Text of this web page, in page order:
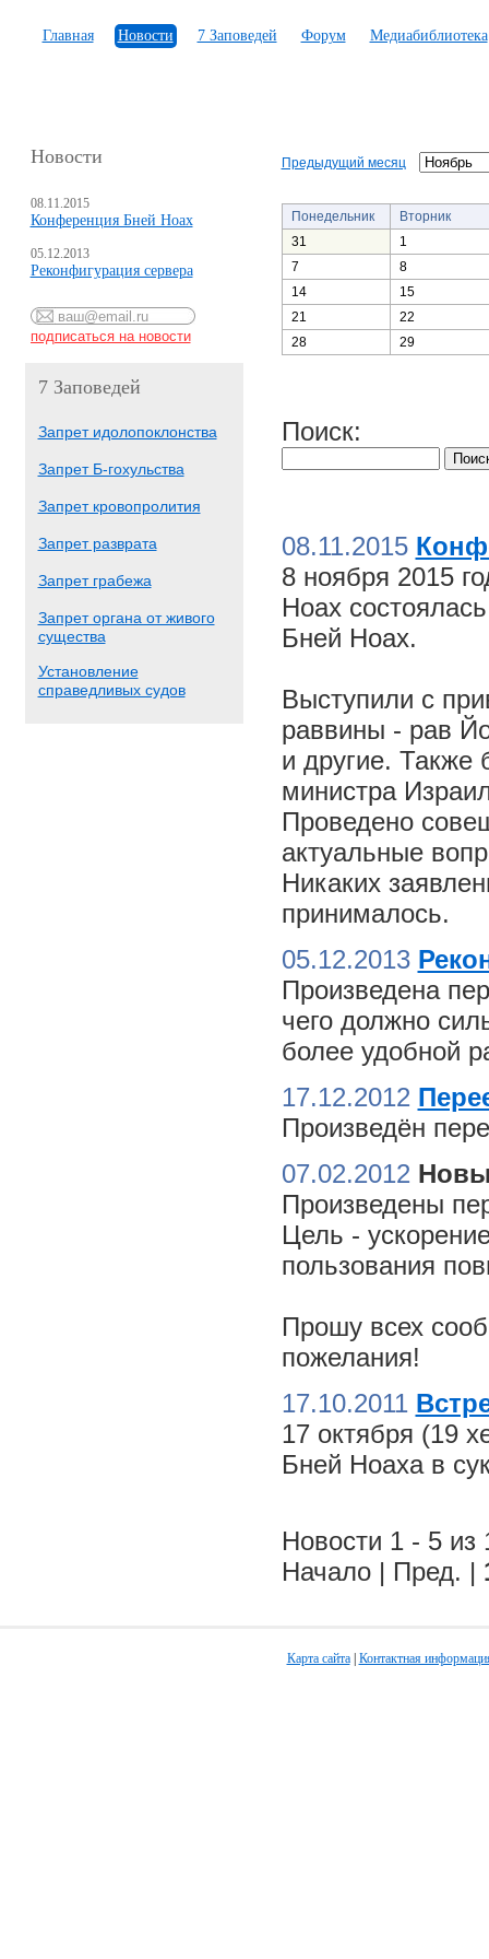
Главная Новости 7 Заповедей Форум Медиабиблиотека
Новости
08.11.2015
Конференция Бней Ноах
05.12.2013
Реконфигурация сервера
7 Заповедей
Запрет идолопоклонства
Запрет Б-гохульства
Запрет кровопролития
Запрет разврата
Запрет грабежа
Запрет органа от живого
существа
Установление
справедливых судов
Предыдущий месяц
Понедельник
Вторник
31
1
7
8
14
15
21
22
28
29
Поиск:
08.11.2015
8 ноября 2015
Ноах
Бней Ноах.
Выступили с
раввины - рав
и другие. Также
министра
Проведено
актуальные
Никаких
принималось.
05.12.2013
Произведена
чего должно
более удобной
17.12.2012
Произведён
07.02.2012
Произведены
Цель -
пользования
Прошу всех
пожелания!
17.10.2011
17 октября (19
Бней Ноаха в
Новости 1 - 5 из
Начало | Пред. |
Карта сайта| Контактная